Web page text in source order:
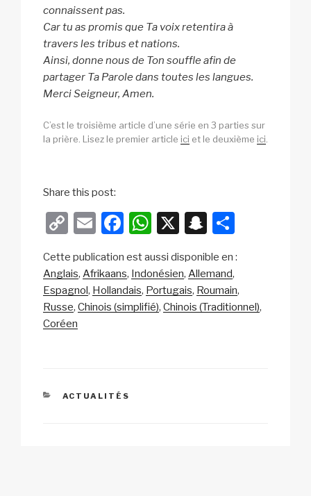
connaissent pas.
Car tu as promis que Ta voix retentira à
travers les tribus et nations.
Ainsi, donne nous de Ton souffle afin de
partager Ta Parole dans toutes les langues.
Merci Seigneur, Amen.
C’est le troisième article d’une série en 3 parties sur
la prière. Lisez le premier article ici et le deuxième ici
Share this post:
C
p
y
Li
n
E
ail
F
c
e
b
W
at
s
A
X
S
a
p
c
ta
g
er
Cette publication est aussi disponible en :
Anglais Afrikaans Indonésien Allemand
Espagnol Hollandais Portugais Roumain
Russe Chinois (simplifié) Chinois (Traditionnel)
Coréen
CATÉGORIES
ACTUALITÉS